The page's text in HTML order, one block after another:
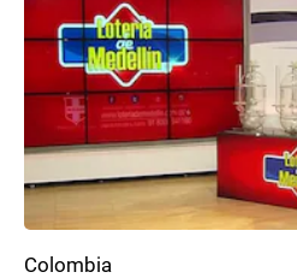
Colombia